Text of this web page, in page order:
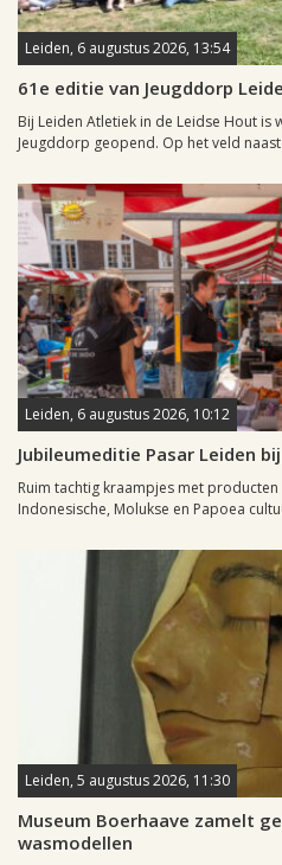
Leiden, 6 augustus 2026, 13:54
61e editie van Jeugddorp
Bij Leiden Atletiek in de Leidse Hout is
Jeugddorp geopend. Op het veld naast
Leiden, 6 augustus 2026, 10:12
Jubileumeditie Pasar Leiden
Ruim tachtig kraampjes met
Indonesische, Molukse en Papoea
Leiden, 5 augustus 2026, 11:30
Museum Boerhaave zamelt
wasmodellen